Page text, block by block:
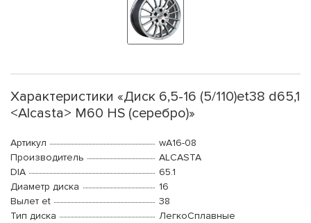
Характеристики «Диск 6,5-16 (5/110)et38 d65,1
<Alcasta> M60 HS (серебро)»
Артикул
wA16-08
Производитель
ALCASTA
DIA
65.1
Диаметр диска
16
Вылет et
38
Тип диска
ЛегкоСплавные